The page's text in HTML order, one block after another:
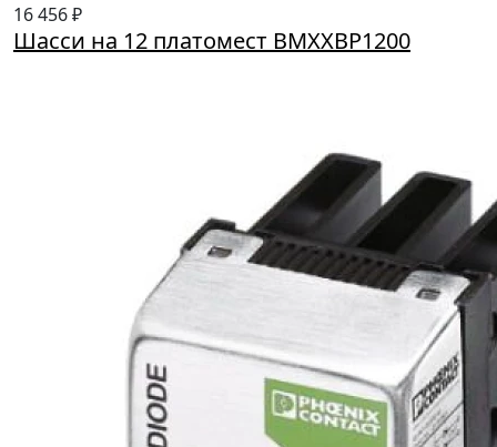
16 456 ₽
Шасси на 12 платомест BMXXBP1200